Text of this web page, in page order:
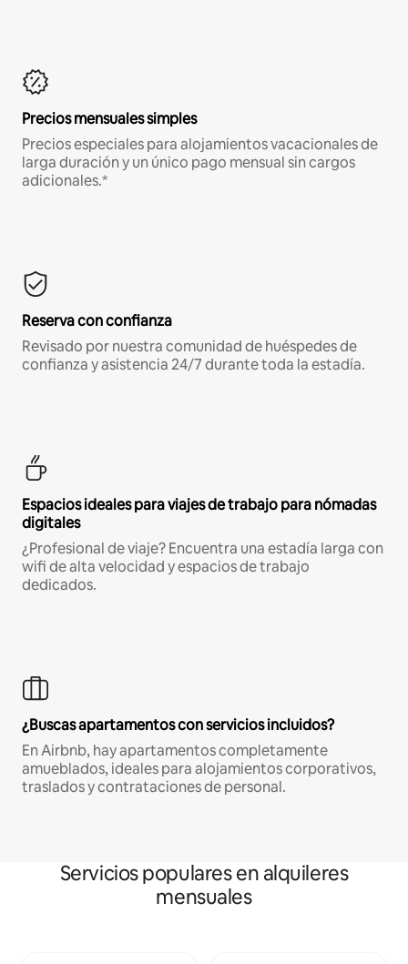
Precios mensuales simples
Precios especiales para alojamientos vacacionales de
larga duración y un único pago mensual sin cargos
adicionales.*
Reserva con confianza
Revisado por nuestra comunidad de huéspedes de
confianza y asistencia 24/7 durante toda la estadía.
Espacios ideales para viajes de trabajo para nómadas
digitales
¿Profesional de viaje? Encuentra una estadía larga con
wifi de alta velocidad y espacios de trabajo
dedicados.
¿Buscas apartamentos con servicios incluidos?
En Airbnb, hay apartamentos completamente
amueblados, ideales para alojamientos corporativos,
traslados y contrataciones de personal.
Servicios populares en alquileres
mensuales